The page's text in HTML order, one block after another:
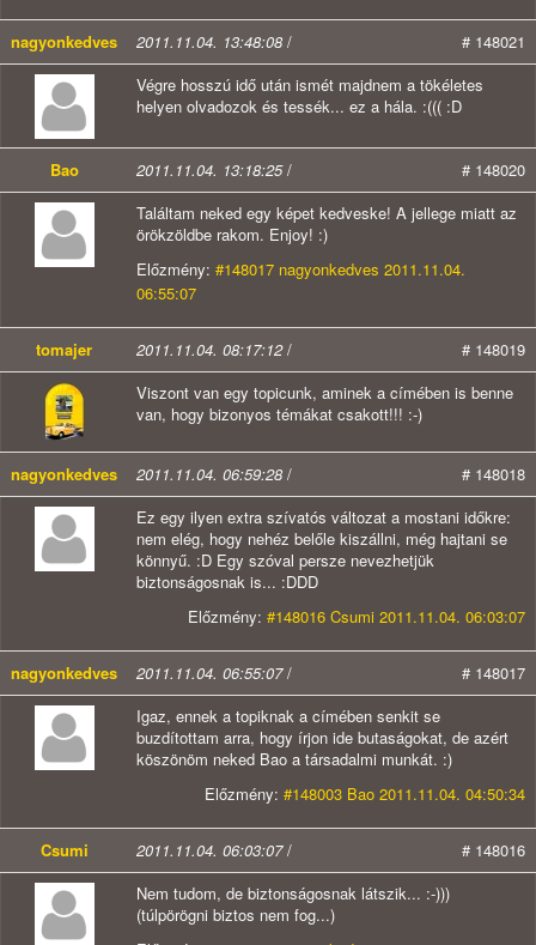
nagyonkedves 2011.11.04. 13:48:08 /
# 148021
Végre hosszú idő után ismét majdnem a tökéletes
helyen olvadozok és tessék... ez a hála. :((( :D
Bao 2011.11.04. 13:18:25/
# 148020
Találtam neked egy képet kedveske! A jellege miatt az
örökzöldbe rakom. Enjoy! :)
Előzmény: #148017 nagyonkedves 2011.11.04.
06:55:07
tomajer 2011.11.04. 08:17:12/
# 148019
Viszont van egy topicunk, aminek a címében is benne
van, hogy bizonyos témákat csakott!!! :-)
nagyonkedves 2011.11.04. 06:59:28 /
# 148018
Ez egy ilyen extra szívatós változat a mostani időkre:
nem elég, hogy nehéz belőle kiszállni, még hajtani se
könnyű. :D Egy szóval persze nevezhetjük
biztonságosnak is... :DDD
Előzmény: #148016 Csumi 2011.11.04. 06:03:07
nagyonkedves 2011.11.04. 06:55:07/
# 148017
Igaz, ennek a topiknak a címében senkit se
buzdítottam arra, hogy írjon ide butaságokat, de azért
köszönöm neked Bao a társadalmi munkát. :)
Előzmény: #148003 Bao 2011.11.04. 04:50:34
Csumi 2011.11.04. 06:03:07/
# 148016
Nem tudom, de biztonságosnak látszik... :-)))
(túlpörögni biztos nem fog...)